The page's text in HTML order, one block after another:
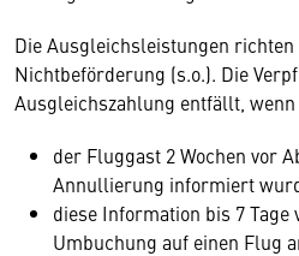
Die Ausgleichsleistungen
Nichtbeförderung (s.o.). Die
Ausgleichszahlung entfällt, wenn
der Fluggast 2 Wochen vor
Annullierung informiert
diese Information bis 7
Umbuchung auf einen Flug